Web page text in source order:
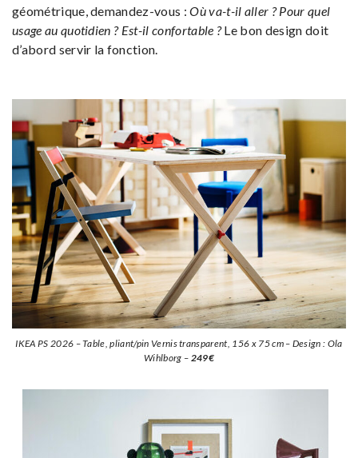
géométrique, demandez-vous :Où va-t-il aller ? Pour quel
usage au quotidien ? Est-il confortable ?Le bon design doit
d’abord servir la fonction.
IKEA PS 2026 – Table, pliant/pin Vernis transparent, 156 x 75 cm – Design : Ola
Wihlborg – 249€